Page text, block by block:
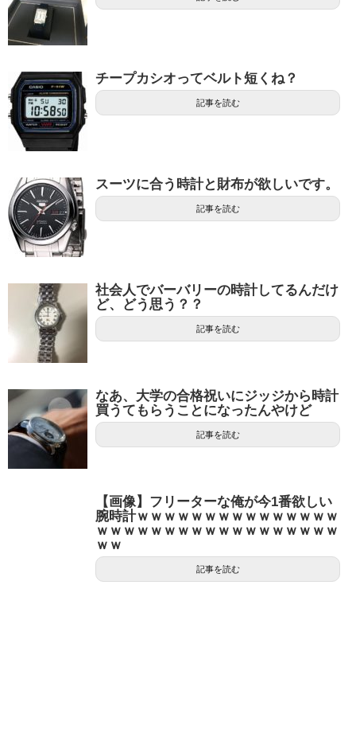
チープカシオってベルト短くね？
記事を読む
スーツに合う時計と財布が欲しいです。
記事を読む
社会人でバーバリーの時計してるんだけ
ど、どう思う？？
記事を読む
なあ、大学の合格祝いにジッジから時計
買うてもらうことになったんやけど
記事を読む
【画像】フリーターな俺が今1番欲しい
腕時計ｗｗｗｗｗｗｗｗｗｗｗｗｗｗｗ
ｗｗｗｗｗｗｗｗｗｗｗｗｗｗｗｗｗｗ
ｗｗ
記事を読む